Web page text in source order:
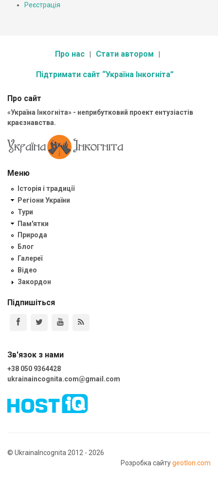
Реєстрація
Про нас Стати автором
Підтримати сайт “Україна Інкогніта”
Про сайт
«Україна Інкогніта» - неприбутковий проект ентузіастів
краєзнавства.
Меню
Історія і традиції
Регіони України
Тури
Пам'ятки
Природа
Блог
Галереї
Відео
Закордон
Підпишіться
Зв'язок з нами
+38 050 9364428
ukrainaincognita.com@gmail.com
© UkrainaIncognita 2012 - 2026
Розробка сайтуgeotlon.com